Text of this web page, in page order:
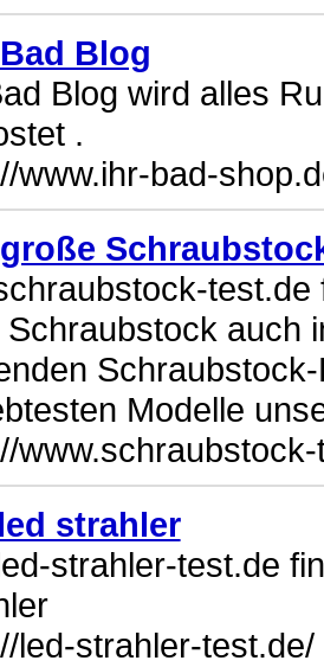
Blog
Blog wird alles
.
www.ihr-bad-
test.de
Schraubstock auch
Modelle
strahler
strahler-test.de
led-strahler-test.de/